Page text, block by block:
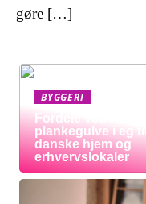
gøre […]
BYGGERI
Fordele ved
plankegulve i eg til
danske hjem og
erhvervslokaler